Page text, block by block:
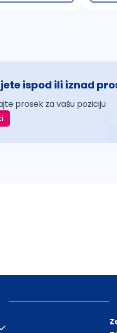
ispod ili iznad
prosek za vašu poziciju